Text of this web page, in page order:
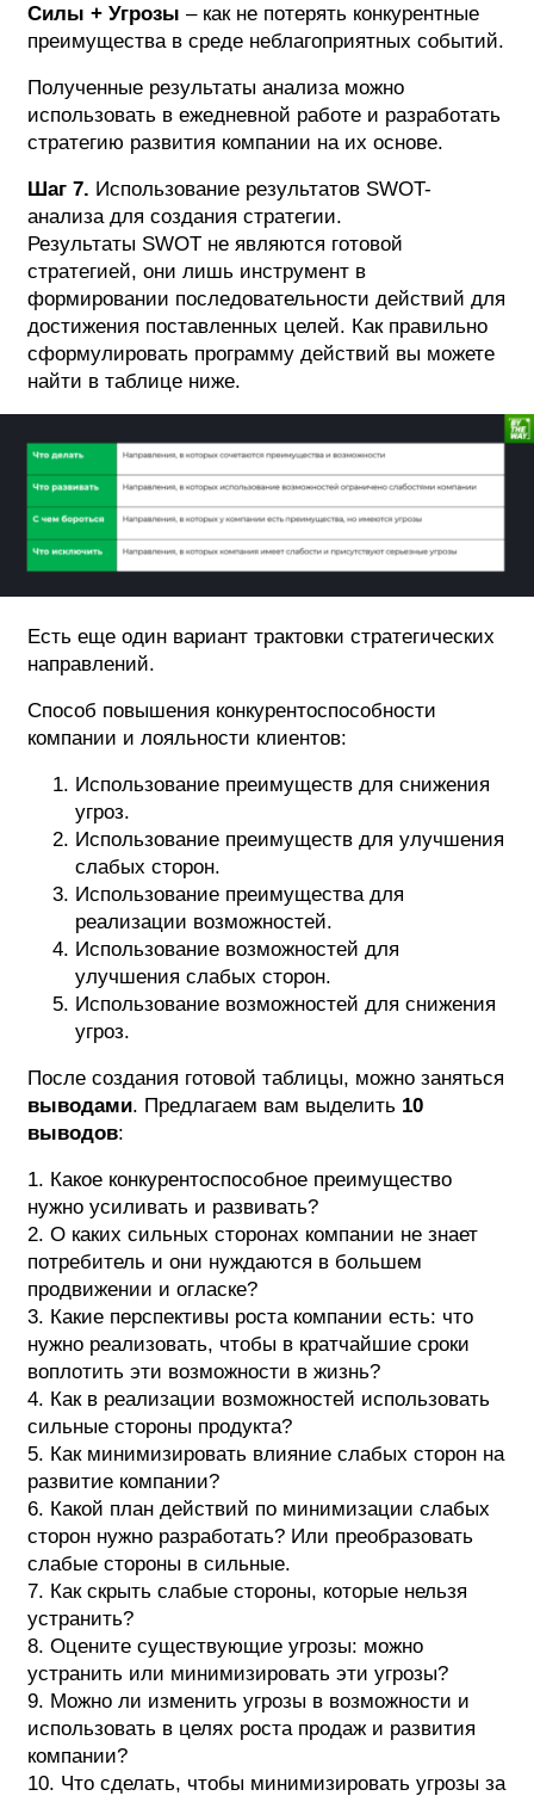
Силы + Угрозы – как не потерять конкурентные
преимущества в среде неблагоприятных событий.
Полученные результаты анализа можно
использовать в ежедневной работе и разработать
стратегию развития компании на их основе.
Шаг 7. Использование результатов SWOT-
анализа для создания стратегии.
Результаты SWOT не являются готовой
стратегией, они лишь инструмент в
формировании последовательности действий для
достижения поставленных целей. Как правильно
сформулировать программу действий вы можете
найти в таблице ниже.
Есть еще один вариант трактовки стратегических
направлений.
Способ повышения конкурентоспособности
компании и лояльности клиентов:
Использование преимуществ для снижения
угроз.
Использование преимуществ для улучшения
слабых сторон.
Использование преимущества для
реализации возможностей.
Использование возможностей для
улучшения слабых сторон.
Использование возможностей для снижения
угроз.
После создания готовой таблицы, можно заняться
выводами. Предлагаем вам выделить 10
выводов:
1. Какое конкурентоспособное преимущество
нужно усиливать и развивать?
2. О каких сильных сторонах компании не знает
потребитель и они нуждаются в большем
продвижении и огласке?
3. Какие перспективы роста компании есть: что
нужно реализовать, чтобы в кратчайшие сроки
воплотить эти возможности в жизнь?
4. Как в реализации возможностей использовать
сильные стороны продукта?
5. Как минимизировать влияние слабых сторон на
развитие компании?
6. Какой план действий по минимизации слабых
сторон нужно разработать? Или преобразовать
слабые стороны в сильные.
7. Как скрыть слабые стороны, которые нельзя
устранить?
8. Оцените существующие угрозы: можно
устранить или минимизировать эти угрозы?
9. Можно ли изменить угрозы в возможности и
использовать в целях роста продаж и развития
компании?
10. Что сделать, чтобы минимизировать угрозы за